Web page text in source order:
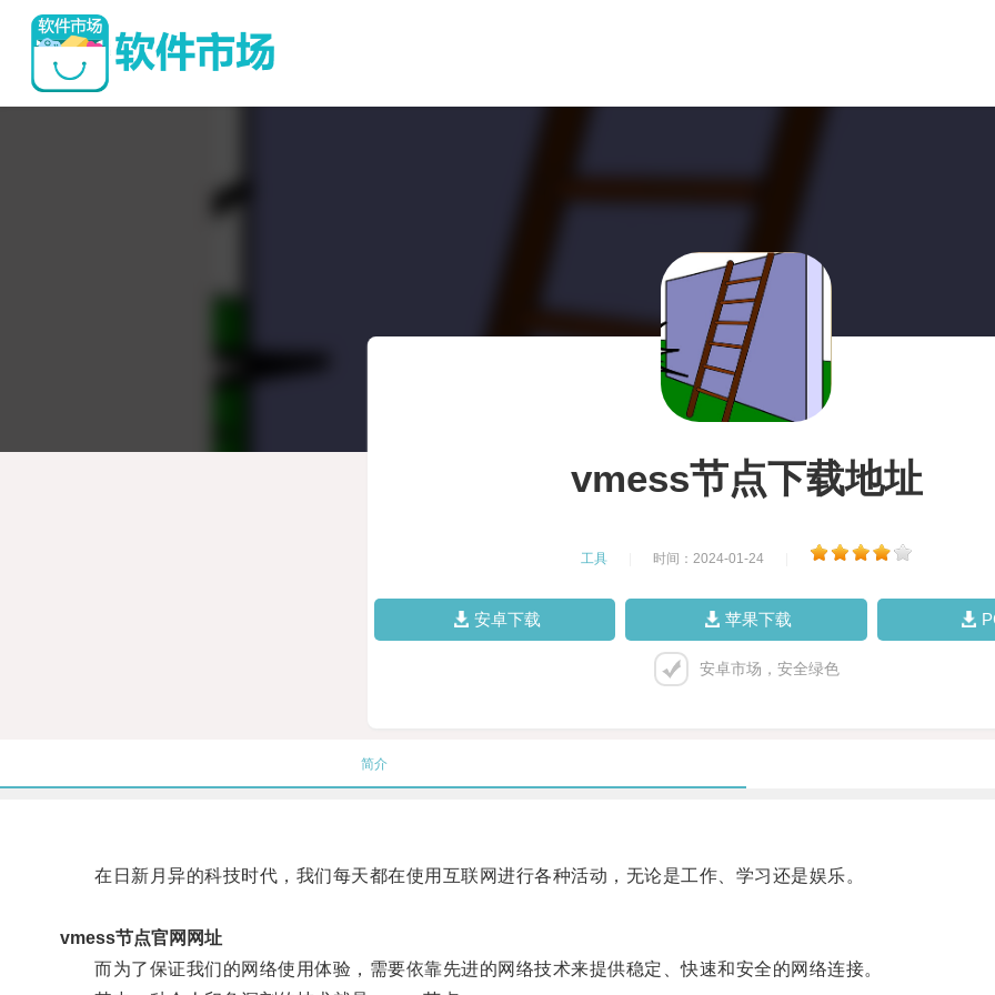
vmess节点下载地址
工具 时间：2024-01-24
安卓下载 苹果下载
安卓市场，安全绿色
简介
在日新月异的科技时代，我们每天都在使用互联网进行各种活动，无论是工作、学习还是娱乐。
vmess节点官网网址
而为了保证我们的网络使用体验，需要依靠先进的网络技术来提供稳定、快速和安全的网络连接。